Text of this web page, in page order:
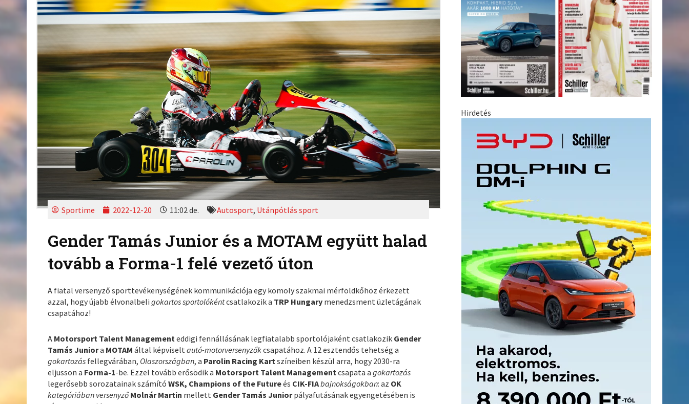
Sportime 2022-12-20 11:02 de. Autosport, Utánpótlás sport
Gender Tamás Junior és a MOTAM együtt halad
tovább a Forma-1 felé vezető úton
A fiatal versenyző sporttevékenységének kommunikációja egy komoly szakmai mérföldkőhöz érkezett
azzal, hogy újabb élvonalbeligokartos sportolókéntcsatlakozik a TRP Hungary menedzsment üzletágának
csapatához!
A Motorsport Talent Managementeddigi fennállásának legfiatalabb sportolójaként csatlakozik Gender
Tamás Juniora MOTAMáltal képviseltautó-motorversenyzőkcsapatához. A 12 esztendős tehetség a
gokartozás fellegvárában, Olaszországban, a Parolin Racing Kartszíneiben készül arra, hogy 2030-ra
eljusson a Forma-1-be. Ezzel tovább erősödik a Motorsport Talent Managementcsapata agokartozás
legerősebb sorozatainak számítóWSK, Champions of the Futureés CIK-FIAbajnokságokban: az OK
kategóriában versenyzőMolnár Martin mellett Gender Tamás Juniorpályafutásának egyengetésében is
Hirdetés